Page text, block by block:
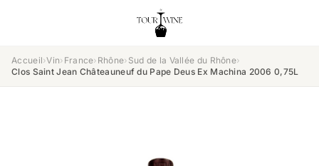
Accueil›Vin› France› Rhône› Sud de la Vallée du Rhône›
Clos Saint Jean Châteauneuf du Pape Deus Ex Machina 2006 0,75L